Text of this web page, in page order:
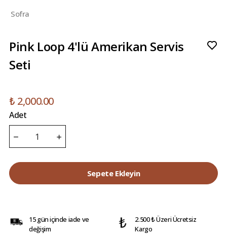
Sofra
Pink Loop 4'lü Amerikan Servis
Seti
₺ 2,000.00
Adet
Sepete Ekleyin
15 gün içinde iade ve
değişim
2.500 ₺ Üzeri Ücretsiz
Kargo